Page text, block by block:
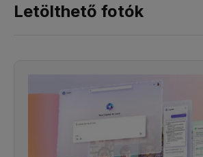
Letölthető fotók